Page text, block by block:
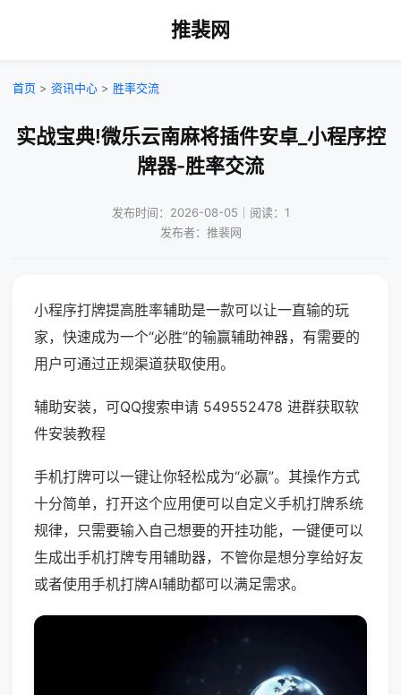
推裴网
首页 > 资讯中心 > 胜率交流
实战宝典!微乐云南麻将插件安卓_小程序控
牌器-胜率交流
发布时间：2026-08-05｜阅读：1
发布者：推裴网
小程序打牌提高胜率辅助是一款可以让一直输的玩
家，快速成为一个“必胜”的输赢辅助神器，有需要的
用户可通过正规渠道获取使用。
辅助安装，可QQ搜索申请 549552478 进群获取软
件安装教程
手机打牌可以一键让你轻松成为“必赢”。其操作方式
十分简单，打开这个应用便可以自定义手机打牌系统
规律，只需要输入自己想要的开挂功能，一键便可以
生成出手机打牌专用辅助器，不管你是想分享给好友
或者使用手机打牌AI辅助都可以满足需求。